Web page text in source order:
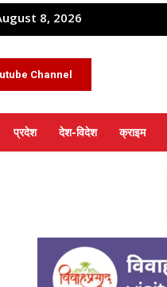
8, 2026
Channel
प्रदेश देश-विदेश क्राइम